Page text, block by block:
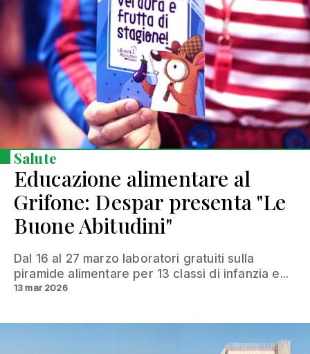
Salute
Educazione alimentare al
Grifone: Despar presenta "Le
Buone Abitudini"
Dal 16 al 27 marzo laboratori gratuiti sulla
piramide alimentare per 13 classi di infanzia e...
13 mar 2026